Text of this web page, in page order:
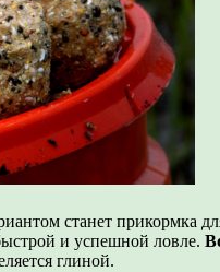
станет прикормка
и успешной ловле.
глиной.